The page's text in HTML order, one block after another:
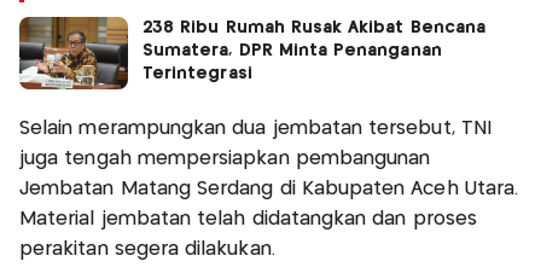
238 Ribu Rumah Rusak Akibat Bencana
Sumatera, DPR Minta Penanganan
Terintegrasi
Selain merampungkan dua jembatan tersebut, TNI
juga tengah mempersiapkan pembangunan
Jembatan Matang Serdang di Kabupaten Aceh Utara.
Material jembatan telah didatangkan dan proses
perakitan segera dilakukan.